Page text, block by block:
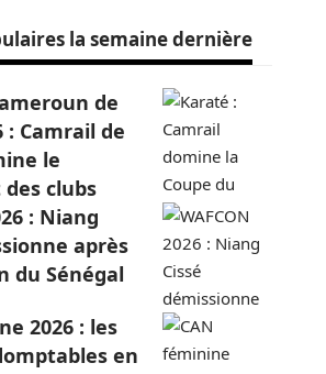
la semaine dernière
de
: Camrail de
le
clubs
: Niang
après
du Sénégal
2026 : les
en